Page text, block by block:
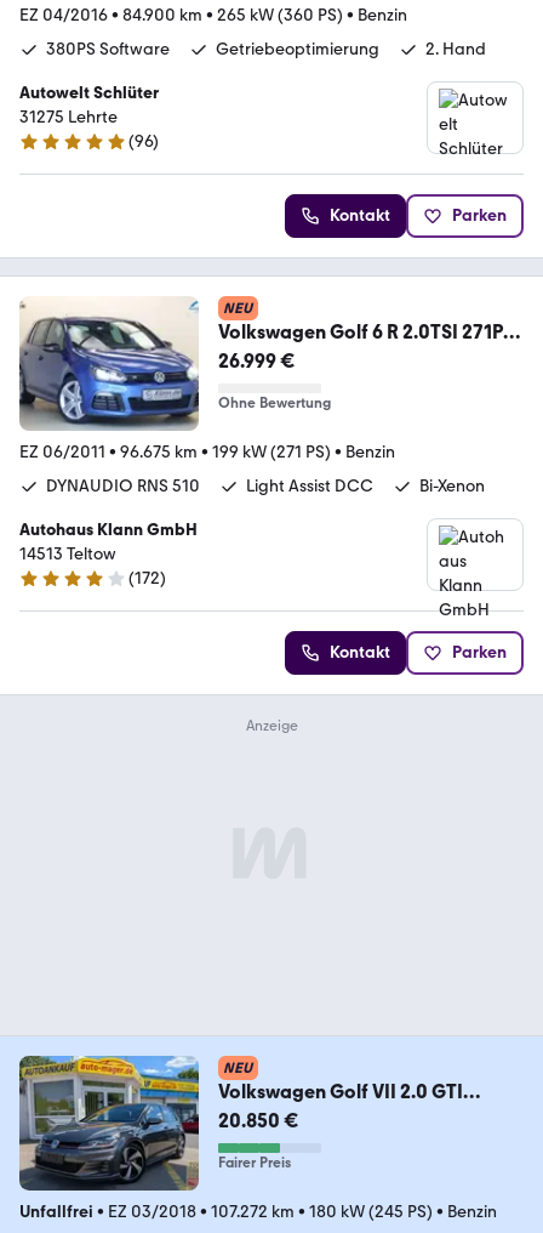
EZ 04/2016• 84.900 km • 265 kW (360 PS) • Benzin
380PS Software
Getriebeoptimierung 2. Hand
Autowelt Schlüter
31275 Lehrte
4.9 Sterne
(96)
Kontakt Parken
NEU
Volkswagen Golf 6 R 2.0TSI 271PS
DSG 4M Schalensitze 1.Hand
26.999 €
Ohne Bewertung
EZ 06/2011 • 96.675 km • 199 kW (271 PS) • Benzin
DYNAUDIO RNS 510
Light Assist DCC Bi-Xenon
Autohaus Klann GmbH
14513 Teltow
4 Sterne
(172)
Kontakt Parken
NEU
Volkswagen Golf VII 2.0 GTI
Perf*ACC*LED*PANO*RKam*Virtu
al
20.850 €
Fairer Preis
Unfallfrei • EZ 03/2018• 107.272 km • 180 kW (245 PS) • Benzin